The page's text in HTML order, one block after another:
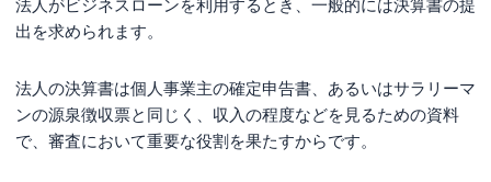
法人がビジネスローンを利用するとき、一般的には決算書の提
出を求められます。
法人の決算書は個人事業主の確定申告書、あるいはサラリーマ
ンの源泉徴収票と同じく、収入の程度などを見るための資料
で、審査において重要な役割を果たすからです。